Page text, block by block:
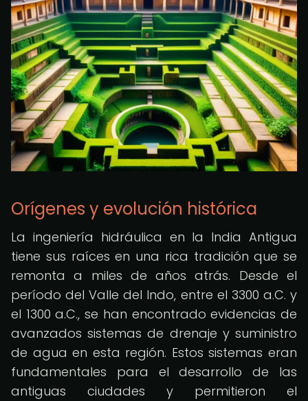
Orígenes y evolución histórica
La ingeniería hidráulica en la India Antigua
tiene sus raíces en una rica tradición que se
remonta a miles de años atrás. Desde el
período del Valle del Indo, entre el 3300 a.C. y
el 1300 a.C., se han encontrado evidencias de
avanzados sistemas de drenaje y suministro
de agua en esta región. Estos sistemas eran
fundamentales para el desarrollo de las
antiguas ciudades y permitieron el